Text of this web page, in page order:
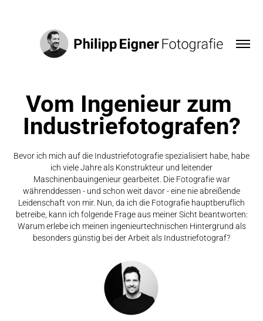
Vom Ingenieur zum
Industriefotografen?
Bevor ich mich auf die Industriefotografie spezialisiert habe, habe
ich viele Jahre als Konstrukteur und leitender
Maschinenbauingenieur gearbeitet. Die Fotografie war
währenddessen - und schon weit davor - eine nie abreißende
Leidenschaft von mir. Nun, da ich die Fotografie hauptberuflich
betreibe, kann ich folgende Frage aus meiner Sicht beantworten:
Warum erlebe ich meinen ingenieurtechnischen Hintergrund als
besonders günstig bei der Arbeit als Industriefotograf?